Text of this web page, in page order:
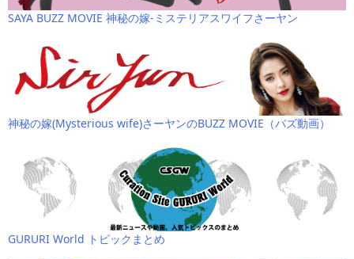
SAYA BUZZ MOVIE 神秘の嫁-ミステリアスワイフさーヤン
神秘の嫁(Mysterious wife)さーヤンのBUZZ MOVIE（バズ動画）
GURURI World トピックまとめ